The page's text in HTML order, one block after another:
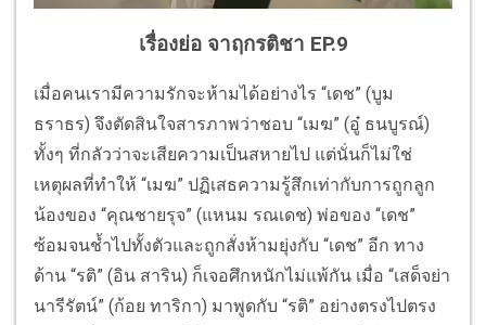
เรื่องย่อ จาฤกรติชา EP.9
เมื่อคนเรามีความรักจะห้ามได้อย่างไร “เดช” (บูม
ธราธร) จึงตัดสินใจสารภาพว่าชอบ “เมฆ” (อู๋ ธนบูรณ์)
ทั้งๆ ที่กลัวว่าจะเสียความเป็นสหายไป แต่นั่นก็ไม่ใช่
เหตุผลที่ทำให้ “เมฆ” ปฏิเสธความรู้สึกเท่ากับการถูกลูก
น้องของ “คุณชายรุจ” (แหนม รณเดช) พ่อของ “เดช”
ซ้อมจนช้ำไปทั้งตัวและถูกสั่งห้ามยุ่งกับ “เดช” อีก ทาง
ด้าน “รติ” (อิน สาริน) ก็เจอศึกหนักไม่แพ้กัน เมื่อ “เสด็จย่า
นารีรัตน์” (ก้อย ทาริกา) มาพูดกับ “รติ” อย่างตรงไปตรง